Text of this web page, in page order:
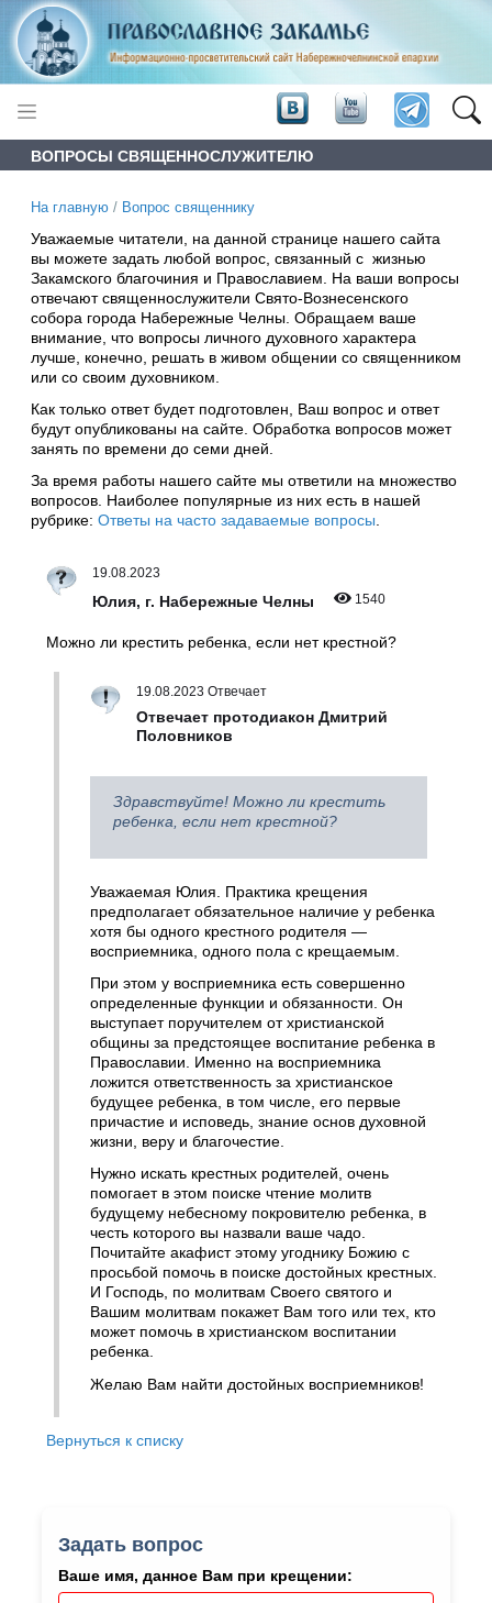
ВОПРОСЫ СВЯЩЕННОСЛУЖИТЕЛЮ
На главную / Вопрос священнику
Уважаемые читатели, на данной странице нашего сайта
вы можете задать любой вопрос, связанный с жизнью
Закамского благочиния и Православием. На ваши вопросы
отвечают священнослужители Свято-Вознесенского
собора города Набережные Челны. Обращаем ваше
внимание, что вопросы личного духовного характера
лучше, конечно, решать в живом общении со священником
или со своим духовником.
Как только ответ будет подготовлен, Ваш вопрос и ответ
будут опубликованы на сайте. Обработка вопросов может
занять по времени до семи дней.
За время работы нашего сайте мы ответили на множество
вопросов. Наиболее популярные из них есть в нашей
рубрике: Ответы на часто задаваемые вопросы
19.08.2023
Юлия, г. Набережные Челны 1540
Можно ли крестить ребенка, если нет крестной?
19.08.2023 Отвечает
Отвечает протодиакон Дмитрий
Половников
Здравствуйте! Можно ли крестить
ребенка, если нет крестной?
Уважаемая Юлия. Практика крещения
предполагает обязательное наличие у ребенка
хотя бы одного крестного родителя —
восприемника, одного пола с крещаемым.
При этом у восприемника есть совершенно
определенные функции и обязанности. Он
выступает поручителем от христианской
общины за предстоящее воспитание ребенка в
Православии. Именно на восприемника
ложится ответственность за христианское
будущее ребенка, в том числе, его первые
причастие и исповедь, знание основ духовной
жизни, веру и благочестие.
Нужно искать​ крестных родителей, очень
помогает в этом поиске чтение молитв
будущему небесному покровителю ребенка, в
честь которого вы назвали ваше чадо.
Почитайте акафист этому угоднику Божию с
просьбой помочь в поиске достойных крестных.
И Господь, по молитвам Своего святого и
Вашим молитвам покажет Вам того или тех, кто
может помочь в христианском воспитании
ребенка.
Желаю Вам найти достойных восприемников!
Вернуться к списку
Задать вопрос
Ваше имя, данное Вам при крещении: